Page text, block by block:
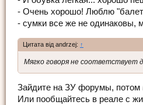
- Очень хорошо! Люблю
- сумки все же не одинаковы,
Цитата від andrzej: ↑
Мягко говоря не соответствует
Зайдите на ЗУ форумы, потом
Или пообщайтесь в реале с